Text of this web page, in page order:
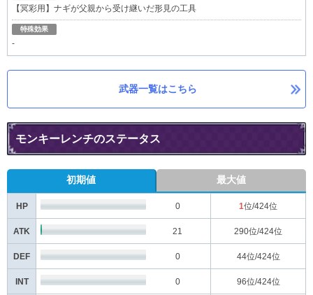
【冥彩用】ナギが父親から受け継いだ形見の工具
特殊効果
-
武器一覧はこちら
モンキーレンチのステータス
初期値 最大値
HP 0 1位/424位
ATK 21 290位/424位
DEF 0 44位/424位
INT 0 96位/424位